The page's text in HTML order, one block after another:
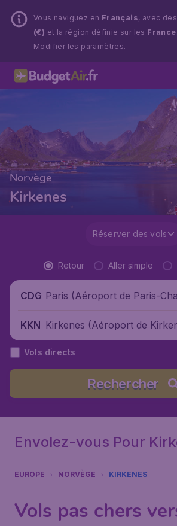
Vous naviguez en Français, avec
(€) et la région définie sur les France
Modifier les paramètres.
Norvège
Kirkenes
Réserver des vols
Retour Aller simple
CDG Paris (Aéroport de Paris-
KKN Kirkenes (Aéroport de
e
Vols directs
Rechercher
Envolez-vous Pour
EUROPE NORVÈGE KIRKENES
Vols pas chers